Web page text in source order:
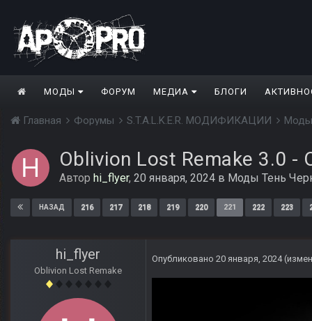
МОДЫ ФОРУМ МЕДИА БЛОГИ
Главная Форумы S.T.A.L.K.E.R. МОДИФИКАЦИИ
Oblivion Lost Remake 3.0 -
Автор hi_flyer, 20 января, 2024 в Моды Тень
НАЗАД 216 217 218 219 220 221 222 223
hi_flyer
Oblivion Lost Remake
Опубликовано 20 января, 2024